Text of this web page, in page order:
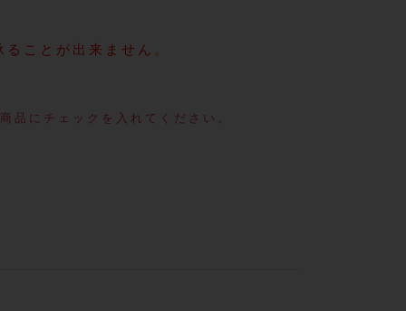
ことが出来ません。
品にチェックを入れてください。